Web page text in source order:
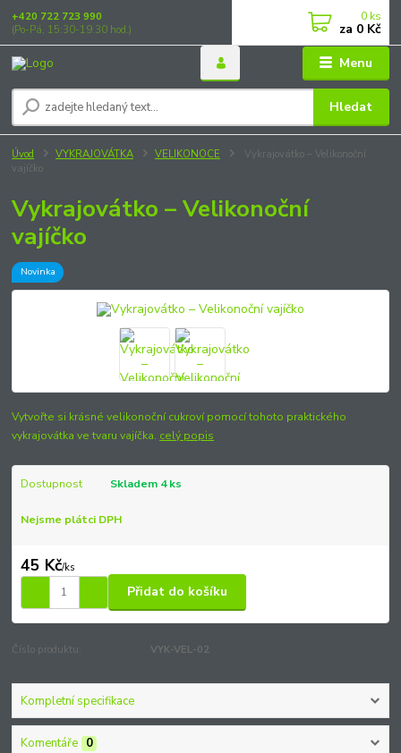
Menu
Hledat
+420 722 723 990
(Po-Pá, 15:30-19:30 hod.)
0 ks
za 0 Kč
Úvod VYKRAJOVÁTKA VELIKONOCE
Vykrajovátko – Velikonoční
vajíčko
Vykrajovátko – Velikonoční
vajíčko
Novinka
Vytvořte si krásné velikonoční cukroví pomocí tohoto praktického
vykrajovátka ve tvaru vajíčka. celý popis
Dostupnost Skladem 4 ks
Nejsme plátci DPH
45 Kč/ks
Přidat do košíku
Číslo produktu: VYK-VEL-02
Kompletní specifikace
Komentáře 0